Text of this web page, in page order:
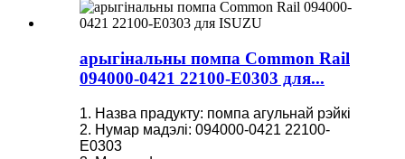
арыгінальны помпа Common Rail
094000-0421 22100-E0303 для...
1. Назва прадукту: помпа агульнай рэйкі
2. Нумар мадэлі: 094000-0421 22100-
E0303